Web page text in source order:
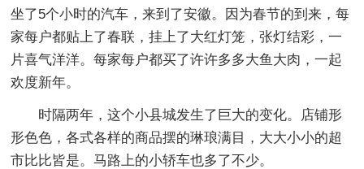
坐了5个小时的汽车，来到了安徽。因为春节的到来，每
家每户都贴上了春联，挂上了大红灯笼，张灯结彩，一
片喜气洋洋。每家每户都买了许许多多大鱼大肉，一起
欢度新年。
时隔两年，这个小县城发生了巨大的变化。店铺形
形色色，各式各样的商品摆的琳琅满目，大大小小的超
市比比皆是。马路上的小轿车也多了不少。